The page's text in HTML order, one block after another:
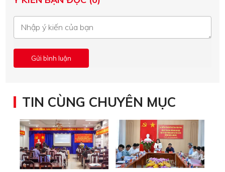
TIN CÙNG CHUYÊN MỤC